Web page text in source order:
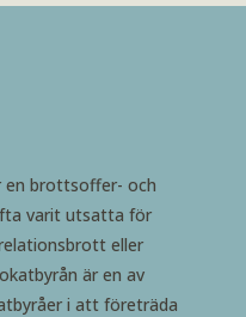
en brottsoffer- och
varit utsatta för
eller
är en av
i att företräda